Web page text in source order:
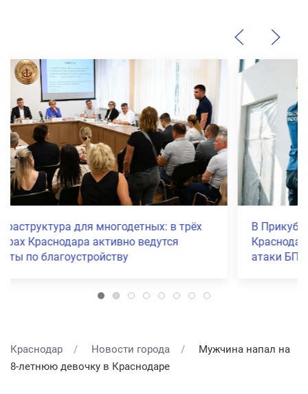
В Прикубанском и Карасунском округах
Краснодара объявили режим ЧС после
атаки БПЛА
Краснодар Новости города
Мужчина напал на
8-летнюю девочку в Краснодаре